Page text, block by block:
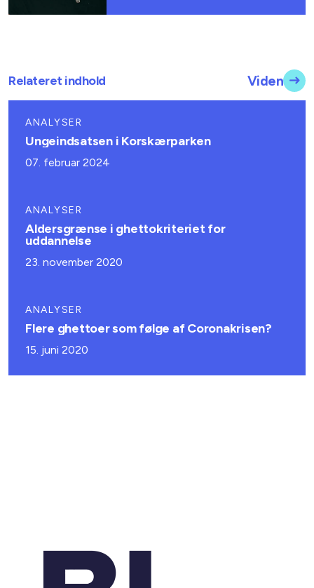
Relateret indhold Viden
ANALYSER
Ungeindsatsen i Korskærparken
07. februar 2024
ANALYSER
Aldersgrænse i ghettokriteriet for
uddannelse
23. november 2020
ANALYSER
Flere ghettoer som følge af Coronakrisen?
15. juni 2020